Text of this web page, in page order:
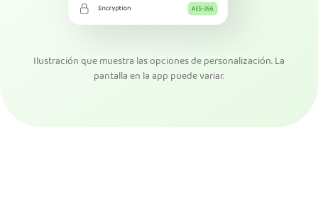
Ilustración que muestra las opciones de personalización. La
pantalla en la app puede variar.